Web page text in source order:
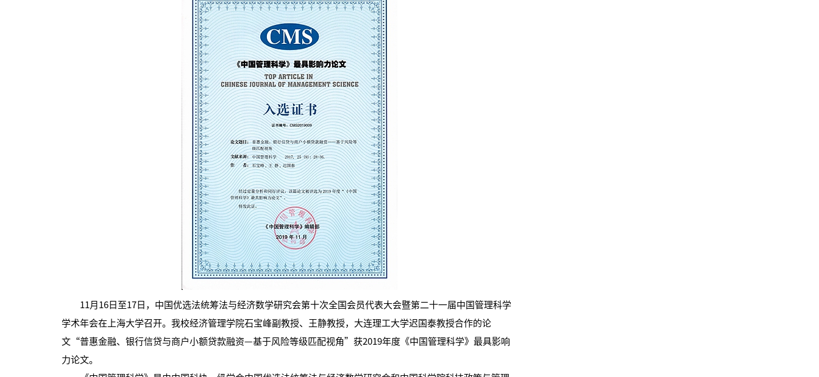
11月16日至17日，中国优选法统筹法与经济数学研究会第十次全国会员代表大会暨第二十一届中国管理科学
学术年会在上海大学召开。我校经济管理学院石宝峰副教授、王静教授，大连理工大学迟国泰教授合作的论
文“普惠金融、银行信贷与商户小额贷款融资—基于风险等级匹配视角”获2019年度《中国管理科学》最具影响
力论文。